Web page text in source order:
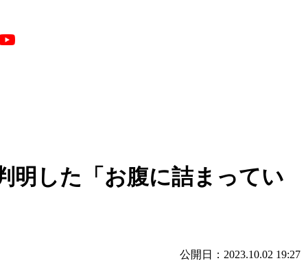
明した「お腹に詰まってい
公開日：2023.10.02 19:27